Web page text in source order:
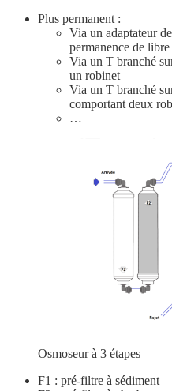
Plus permanent :
Via un adaptateur
permanence de libre
Via un T branché
un robinet
Via un T branché
comportant deux
…
Osmoseur à 3 étapes
F1 : pré-filtre à sédiment